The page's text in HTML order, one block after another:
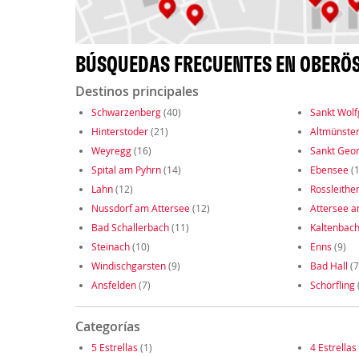
BÚSQUEDAS FRECUENTES EN
Destinos principales
Schwarzenberg(40) Sankt
Hinterstoder(21) Altmünster
Weyregg(16) Sankt
Spital am Pyhrn(14) Ebensee
Lahn(12)
Nussdorf am Attersee(12) Attersee
Bad Schallerbach(11) Kaltenbach
Steinach(10) Enns (9)
Windischgarsten(9) Bad Hall
Ansfelden(7) Schörfling
Categorías
5 Estrellas (1) 4 Estrellas